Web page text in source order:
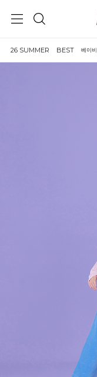
26 SUMMER BEST 베이비